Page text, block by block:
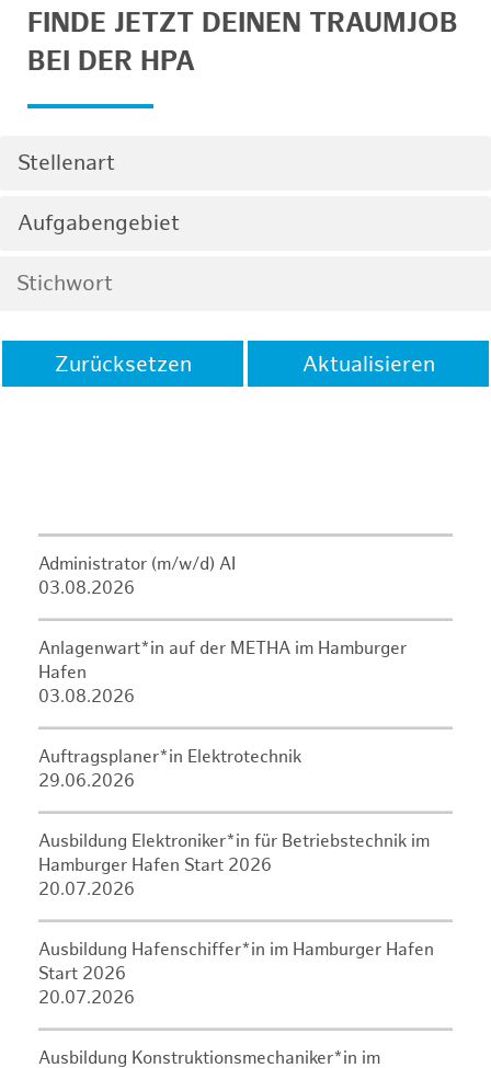
FINDE JETZT DEINEN TRAUMJOB
BEI DER HPA
Stellenart
Aufgabengebiet
Zurücksetzen Aktualisieren
Administrator (m/w/d) AI
03.08.2026
Anlagenwart*in auf der METHA im Hamburger
Hafen
03.08.2026
Auftragsplaner*in Elektrotechnik
29.06.2026
Ausbildung Elektroniker*in für Betriebstechnik im
Hamburger Hafen Start 2026
20.07.2026
Ausbildung Hafenschiffer*in im Hamburger Hafen
Start 2026
20.07.2026
Ausbildung Konstruktionsmechaniker*in im